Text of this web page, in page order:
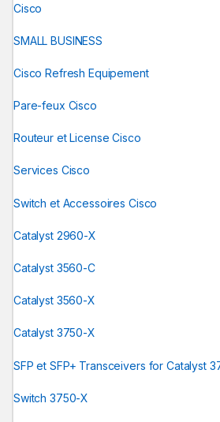
Cisco
SMALL BUSINESS
Cisco Refresh Equipement
Pare-feux Cisco
Routeur et License Cisco
Services Cisco
Switch et Accessoires Cisco
Catalyst 2960-X
Catalyst 3560-C
Catalyst 3560-X
Catalyst 3750-X
SFP et SFP+ Transceivers for Catalyst
Switch 3750-X